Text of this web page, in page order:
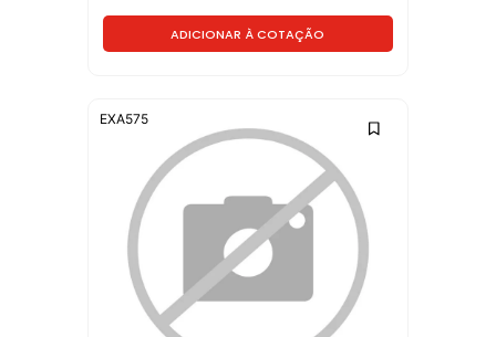
ADICIONAR À COTAÇÃO
EXA575